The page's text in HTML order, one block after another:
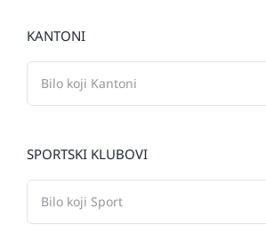
KANTONI
SPORTSKI KLUBOVI